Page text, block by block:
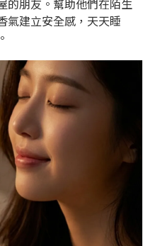
氣建立安全感，天天睡